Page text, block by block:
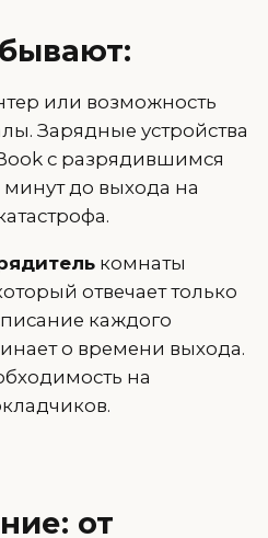
или возможность
Зарядные устройства
с разрядившимся
до выхода на
комнаты
отвечает только
каждого
о времени выхода.
на
от